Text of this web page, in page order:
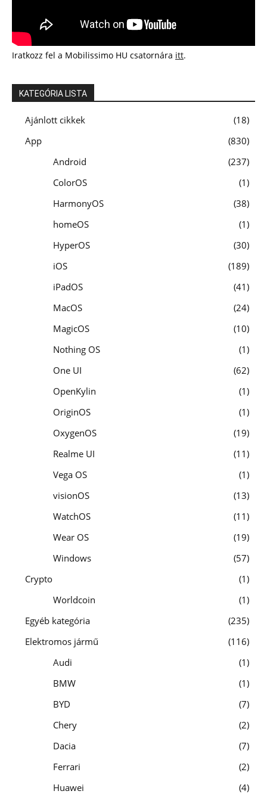
Iratkozz fel a Mobilissimo HU csatornára itt.
KATEGÓRIA LISTA
Ajánlott cikkek
18
App
830
Android
237
ColorOS
1
HarmonyOS
38
homeOS
1
HyperOS
30
iOS
189
iPadOS
41
MacOS
24
MagicOS
10
Nothing OS
1
One UI
62
OpenKylin
1
OriginOS
1
OxygenOS
19
Realme UI
11
Vega OS
1
visionOS
13
WatchOS
11
Wear OS
19
Windows
57
Crypto
1
Worldcoin
1
Egyéb kategória
235
Elektromos jármű
116
Audi
1
BMW
1
BYD
7
Chery
2
Dacia
7
Ferrari
2
Huawei
4